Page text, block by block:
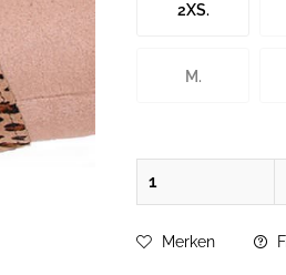
2XS.
M.
Merken